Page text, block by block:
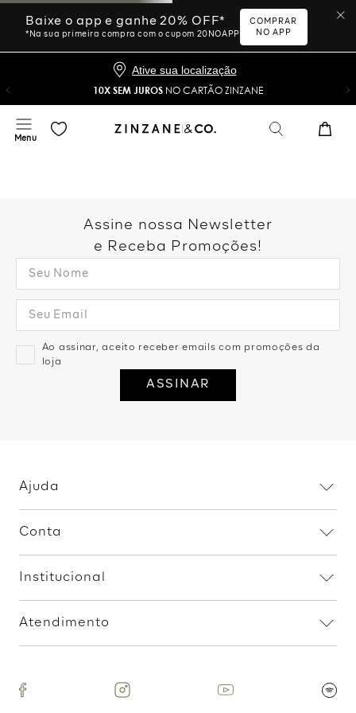
Ative sua localização
10X SEM JUROS NO CARTÃO ZINZANE
foi encontrada.
Vamos tentar novamente?